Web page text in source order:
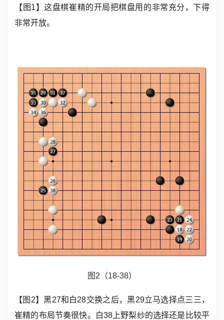
【图1】这盘棋崔精的开局把棋盘用的非常充分，下得
非常开放。
图2（18-38）
【图2】黑27和白28交换之后，黑29立马选择点三三，
崔精的布局节奏很快。白38上野梨纱的选择还是比较平